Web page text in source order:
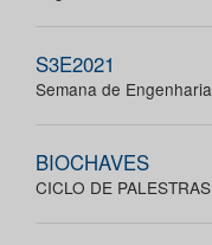
S3E2021
Semana de
BIOCHAVES
CICLO DE PALESTRAS